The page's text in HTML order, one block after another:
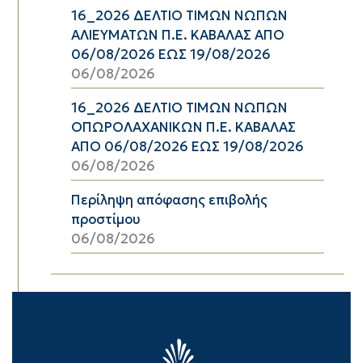
16_2026 ΔΕΛΤΙΟ ΤΙΜΩΝ ΝΩΠΩΝ
ΑΛΙΕΥΜΑΤΩΝ Π.Ε. ΚΑΒΑΛΑΣ ΑΠΟ
06/08/2026 ΕΩΣ 19/08/2026
06/08/2026
16_2026 ΔΕΛΤΙΟ ΤΙΜΩΝ ΝΩΠΩΝ
ΟΠΩΡΟΛΑΧΑΝΙΚΩΝ Π.Ε. ΚΑΒΑΛΑΣ
ΑΠΟ 06/08/2026 ΕΩΣ 19/08/2026
06/08/2026
Περίληψη απόφασης επιβολής
προστίμου
06/08/2026